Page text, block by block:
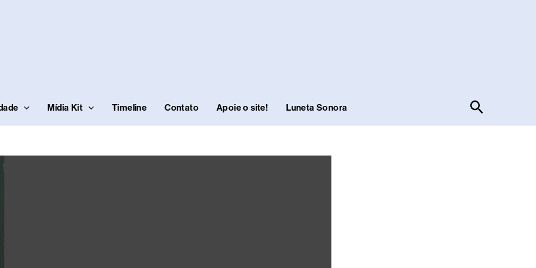
Mídia Kit Timeline Contato Apoie o site! Luneta Sonora Pesquisar